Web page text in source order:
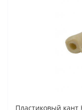
Пластиковый